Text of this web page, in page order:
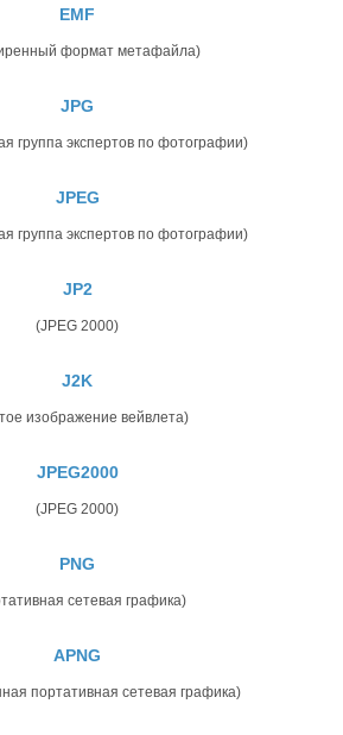
EMF
формат метафайла)
JPG
группа экспертов по фотографии)
JPEG
группа экспертов по фотографии)
JP2
(JPEG 2000)
J2K
изображение вейвлета)
JPEG2000
(JPEG 2000)
PNG
сетевая графика)
APNG
портативная сетевая графика)